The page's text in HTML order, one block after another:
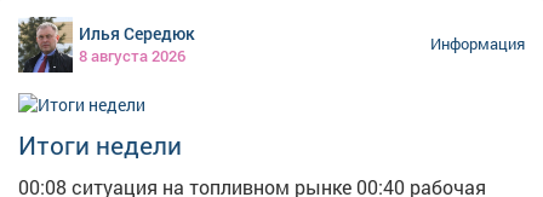
действовать быстро и перевести деньги, не проверяя
информацию. Если вам сообщили, что родственник
оказался в беде и срочно нужны деньги, не
поддавайтесь панике. Прервите разговор и
самостоятельно свяжитесь с близким по известному
вам номеру телефона или через других
родственников. Не переводите деньги незнакомым
Илья Середюк
8 августа 2026
Информация
Итоги недели
00:08 ситуация на топливном рынке 00:40 рабочая